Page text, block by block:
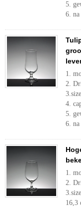
5.
6.
1.
2.
4.
5.
6.
1.
2.
16,3